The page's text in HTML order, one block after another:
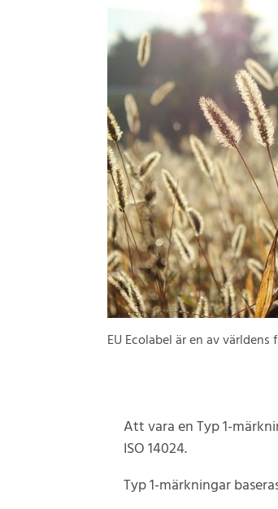
EU Ecolabel är en av
Att vara en Typ 1-
ISO 14024.
Typ 1-märkningar